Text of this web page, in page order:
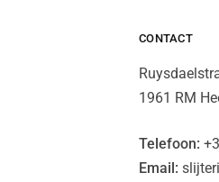
CONTACT
1961 RM
Telefoon:
Email: